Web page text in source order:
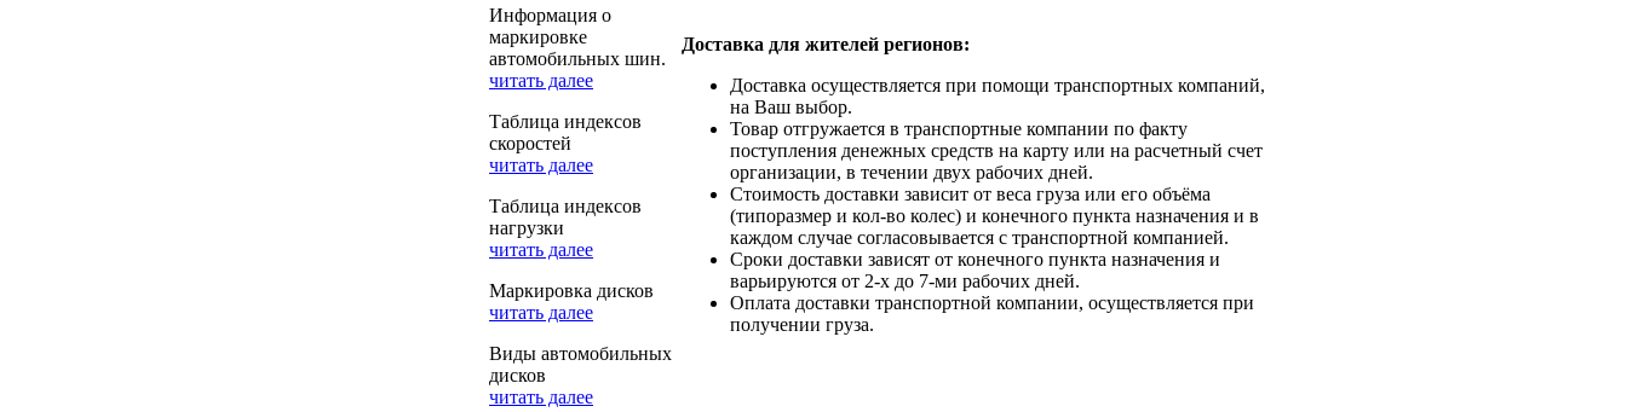
Информация о
маркировке
автомобильных шин.
читать далее
Таблица индексов
скоростей
читать далее
Таблица индексов
нагрузки
читать далее
Маркировка дисков
читать далее
Виды автомобильных
дисков
читать далее
Доставка для жителей регионов:
Доставка осуществляется при помощи транспортных компаний,
на Ваш выбор.
Товар отгружается в транспортные компании по факту
поступления денежных средств на карту или на расчетный счет
организации, в течении двух рабочих дней.
Стоимость доставки зависит от веса груза или его объёма
(типоразмер и кол-во колес) и конечного пункта назначения и в
каждом случае согласовывается с транспортной компанией.
Сроки доставки зависят от конечного пункта назначения и
варьируются от 2-х до 7-ми рабочих дней.
Оплата доставки транспортной компании, осуществляется при
получении груза.